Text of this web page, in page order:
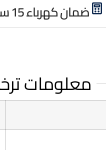
ضمان كهرباء 15 سنة
معلومات